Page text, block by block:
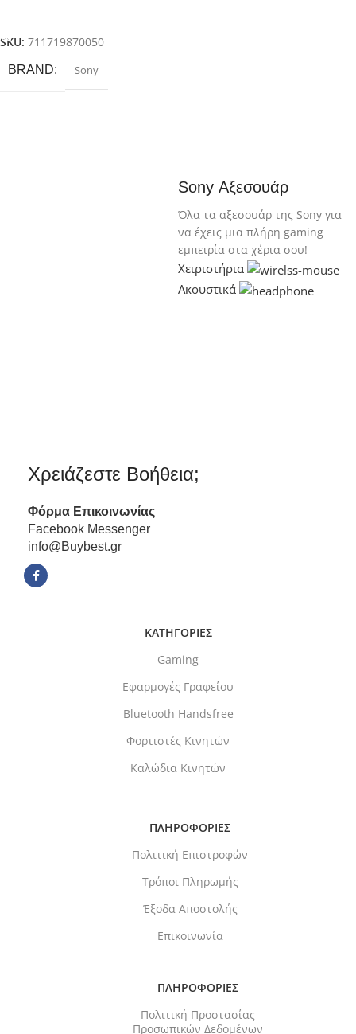
SKU: 711719870050
BRAND Sony
Sony Αξεσουάρ
Όλα τα αξεσουάρ της Sony για
να έχεις μια πλήρη gaming
εμπειρία στα χέρια σου!
Χειριστήρια
Ακουστικά
Χρειάζεστε Βοήθεια;
Φόρμα Επικοινωνίας
Facebook Messenger
info@Buybest.gr
ΚΑΤΗΓΟΡΙΕΣ
Gaming
Εφαρμογές Γραφείου
Bluetooth Handsfree
Φορτιστές Κινητών
Καλώδια Κινητών
ΠΛΗΡΟΦΟΡΙΕΣ
Πολιτική Επιστροφών
Τρόποι Πληρωμής
Έξοδα Αποστολής
Επικοινωνία
ΠΛΗΡΟΦΟΡΙΕΣ
Πολιτική Προστασίας
Προσωπικών Δεδομένων